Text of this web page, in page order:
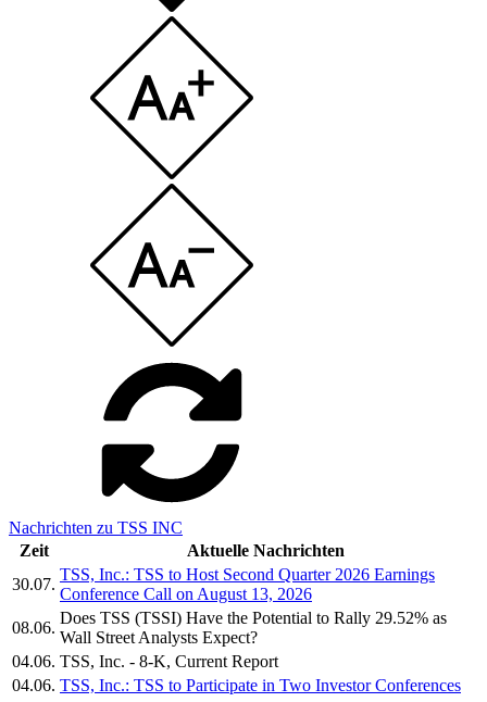
Nachrichten zu TSS INC
Zeit
Aktuelle Nachrichten
30.07.
TSS, Inc.: TSS to Host Second Quarter 2026 Earnings
Conference Call on August 13, 2026
08.06.
Does TSS (TSSI) Have the Potential to Rally 29.52% as
Wall Street Analysts Expect?
04.06. TSS, Inc. - 8-K, Current Report
04.06. TSS, Inc.: TSS to Participate in Two Investor Conferences